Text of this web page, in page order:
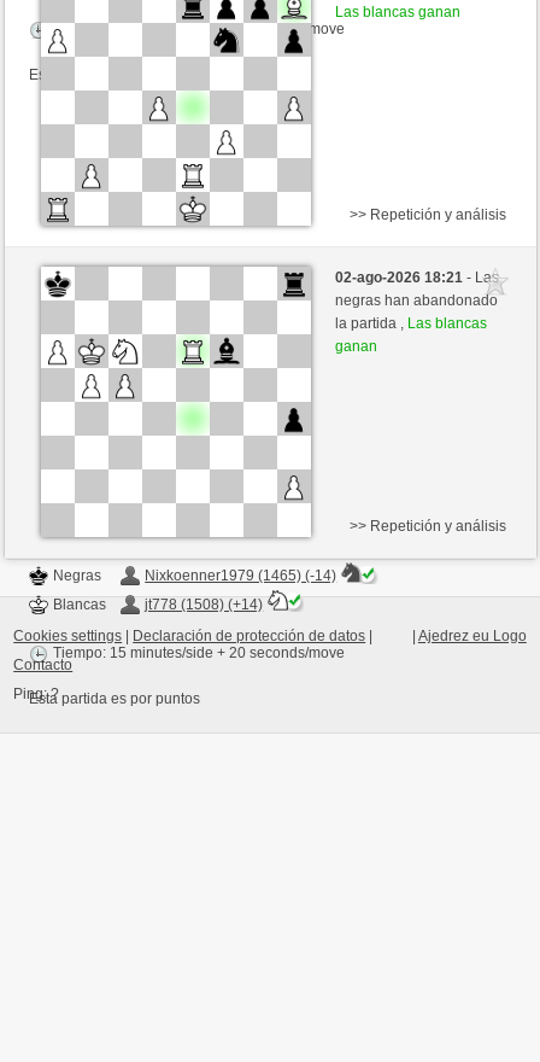
Tiempo: 15 minutes/side + 20 seconds/move
Esta partida es por puntos
Las blancas ganan
Negras
Frogman6 (1463) (-14)
Blancas
Tiempo: 15 minutes/side + 20 seconds/move
Esta partida es por puntos
>> Repetición y análisis
02-ago-2026 18:21- Las
negras han abandonado
la partida , Las blancas
ganan
Negras
Nixkoenner1979 (1465) (-14)
Blancas
jt778 (1508) (+14)
Tiempo: 15 minutes/side + 20 seconds/move
Esta partida es por puntos
>> Repetición y análisis
Ajedrez eu Logo
Cookies settings Declaración de protección de datos
Contacto
Ping:?